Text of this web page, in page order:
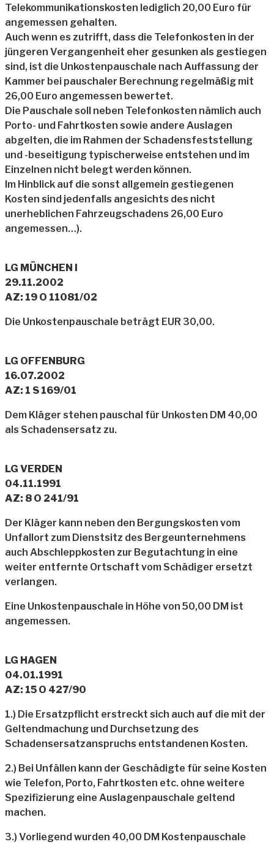
Telekommunikationskosten lediglich 20,00 Euro für
angemessen gehalten.
Auch wenn es zutrifft, dass die Telefonkosten in der
jüngeren Vergangenheit eher gesunken als gestiegen
sind, ist die Unkostenpauschale nach Auffassung der
Kammer bei pauschaler Berechnung regelmäßig mit
26,00 Euro angemessen bewertet.
Die Pauschale soll neben Telefonkosten nämlich auch
Porto- und Fahrtkosten sowie andere Auslagen
abgelten, die im Rahmen der Schadensfeststellung
und -beseitigung typischerweise entstehen und im
Einzelnen nicht belegt werden können.
Im Hinblick auf die sonst allgemein gestiegenen
Kosten sind jedenfalls angesichts des nicht
unerheblichen Fahrzeugschadens 26,00 Euro
angemessen…).
LG MÜNCHEN I
29.11.2002
AZ: 19 O 11081/02
Die Unkostenpauschale beträgt EUR 30,00.
LG OFFENBURG
16.07.2002
AZ: 1 S 169/01
Dem Kläger stehen pauschal für Unkosten DM 40,00
als Schadensersatz zu.
LG VERDEN
04.11.1991
AZ: 8 O 241/91
Der Kläger kann neben den Bergungskosten vom
Unfallort zum Dienstsitz des Bergeunternehmens
auch Abschleppkosten zur Begutachtung in eine
weiter entfernte Ortschaft vom Schädiger ersetzt
verlangen.
Eine Unkostenpauschale in Höhe von 50,00 DM ist
angemessen.
LG HAGEN
04.01.1991
AZ: 15 O 427/90
1.) Die Ersatzpflicht erstreckt sich auch auf die mit der
Geltendmachung und Durchsetzung des
Schadensersatzanspruchs entstandenen Kosten.
2.) Bei Unfällen kann der Geschädigte für seine Kosten
wie Telefon, Porto, Fahrtkosten etc. ohne weitere
Spezifizierung eine Auslagenpauschale geltend
machen.
3.) Vorliegend wurden 40,00 DM Kostenpauschale